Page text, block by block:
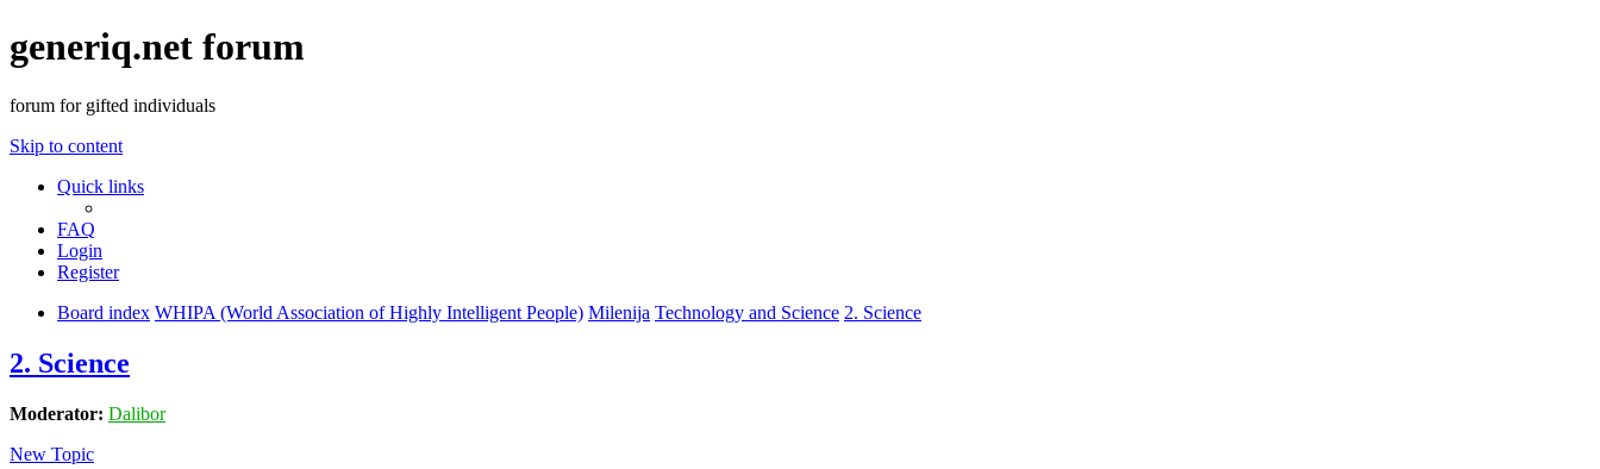
generiq.net forum
forum for gifted individuals
Skip to content
Quick links
FAQ
Login
Register
Board index WHIPA (World Association of Highly Intelligent People) Milenija Technology and Science 2. Science
2. Science
Moderator: Dalibor
New Topic